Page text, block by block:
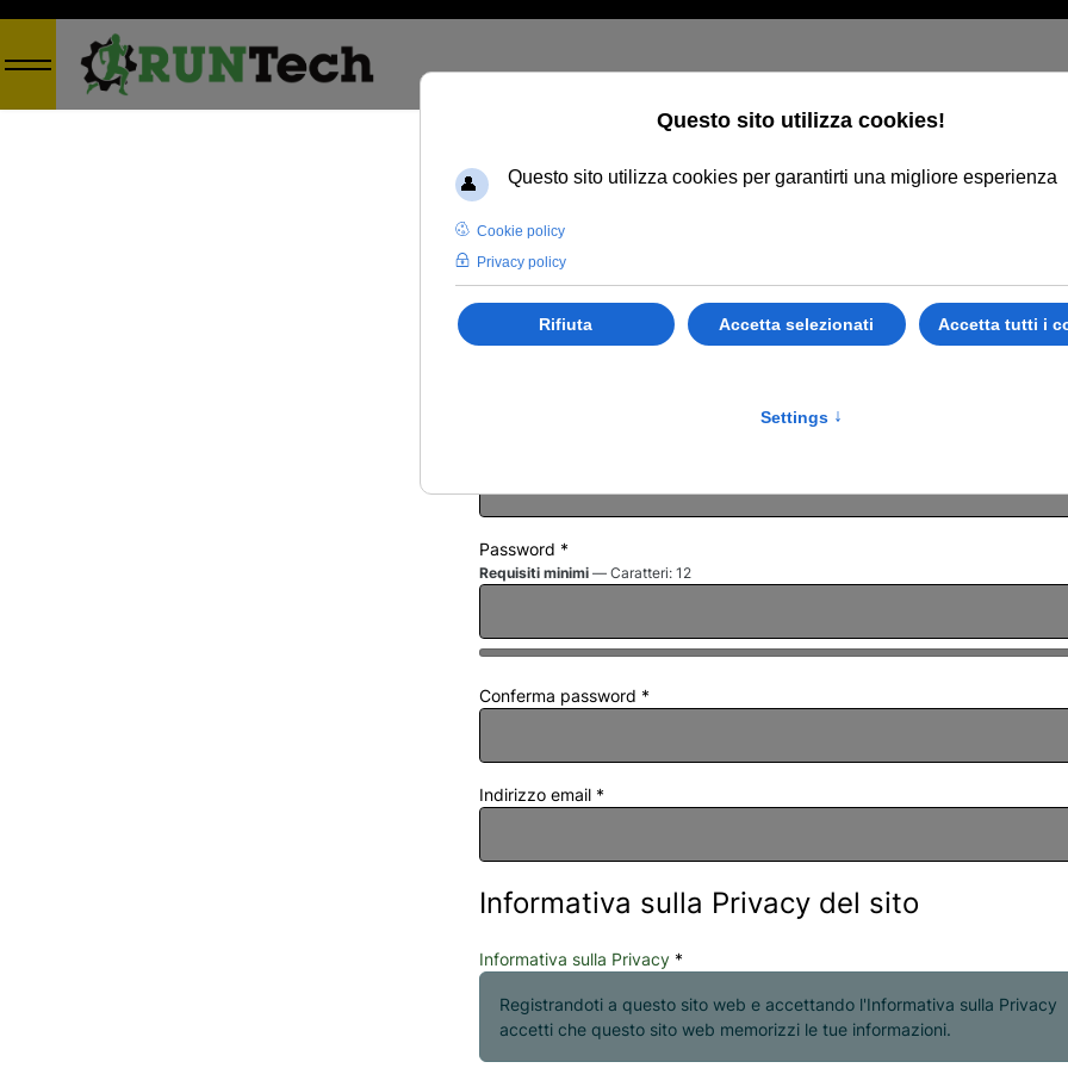
Registrazione utente
*Campo obbligatorio
Nome*
Password *
Requisiti minimi — Caratteri: 12
Conferma password *
Indirizzo email *
Informativa sulla Privacy del sito
Informativa sulla Privacy *
Registrandoti a questo sito web e accettando l'Informativa sulla Privacy
accetti che questo sito web memorizzi le tue informazioni.